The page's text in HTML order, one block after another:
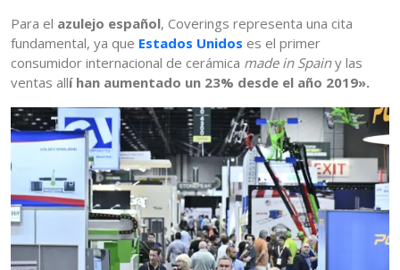
Para el azulejo español, Coverings representa una cita
fundamental, ya que Estados Unidos es el primer
consumidor internacional de cerámica made in Spainy las
ventas allí han aumentado un 23% desde el año 2019».